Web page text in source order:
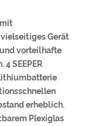
Gerät
vorteilhafte
SEEPER
Lithiumbatterie
erheblich.
Plexiglas